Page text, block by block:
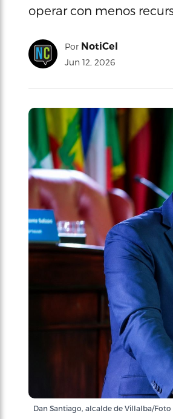
operar con menos
Por NotiCel
Jun 12, 2026
Dan Santiago, alcalde de Villalba/